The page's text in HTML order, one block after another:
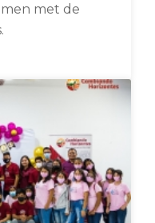
met de